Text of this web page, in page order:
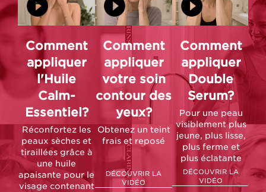
Comment
appliquer
l'Huile
Calm-
Essentiel?
Réconfortez les
peaux sèches et
tiraillées grâce à
une huile
apaisante pour le
visage contenant
Comment
appliquer
votre soin
contour des
yeux?
Obtenez un teint
frais et reposé
DÉCOUVRIR LA
VIDÉO
Comment
appliquer
Double
Serum?
Pour une peau
visiblement plus
jeune, plus lisse,
plus ferme et
plus éclatante
DÉCOUVRIR LA
VIDÉO